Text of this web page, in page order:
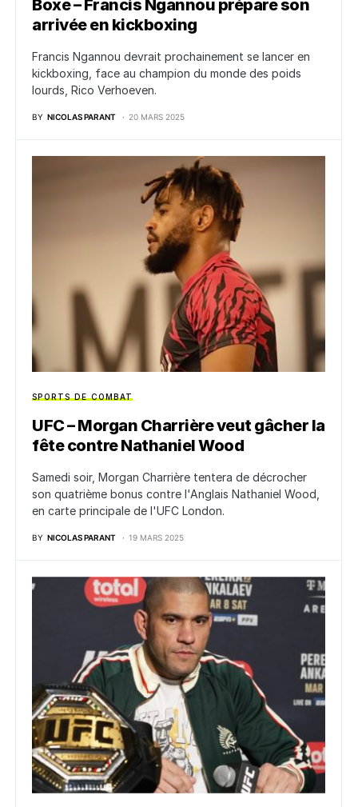
Boxe – Francis Ngannou prépare son
arrivée en kickboxing
Francis Ngannou devrait prochainement se lancer en
kickboxing, face au champion du monde des poids
lourds, Rico Verhoeven.
BY NICOLAS PARANT 20 MARS 2025
SPORTS DE COMBAT
UFC – Morgan Charrière veut gâcher la
fête contre Nathaniel Wood
Samedi soir, Morgan Charrière tentera de décrocher
son quatrième bonus contre l'Anglais Nathaniel Wood,
en carte principale de l'UFC London.
BY NICOLAS PARANT 19 MARS 2025